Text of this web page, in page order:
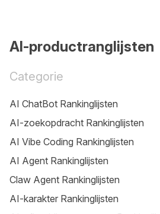
AI-productranglijsten
Categorie
AI ChatBot Rankinglijsten
AI-zoekopdracht Rankinglijsten
AI Vibe Coding Rankinglijsten
AI Agent Rankinglijsten
Claw Agent Rankinglijsten
AI-karakter Rankinglijsten